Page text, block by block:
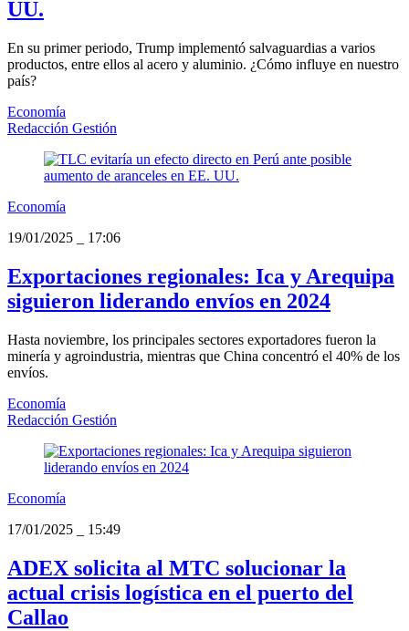
UU.
En su primer periodo, Trump implementó salvaguardias a varios
productos, entre ellos al acero y aluminio. ¿Cómo influye en nuestro
país?
Economía
Redacción Gestión
Economía
19/01/2025
17:06
Exportaciones regionales: Ica y Arequipa
siguieron liderando envíos en 2024
Hasta noviembre, los principales sectores exportadores fueron la
minería y agroindustria, mientras que China concentró el 40% de los
envíos.
Economía
Redacción Gestión
Economía
17/01/2025
15:49
ADEX solicita al MTC solucionar la
actual crisis logística en el puerto del
Callao